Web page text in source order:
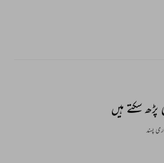
سکتے ہیں
پسند